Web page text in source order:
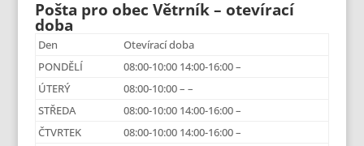
Pošta pro obec Větrník – otevírací
doba
Den
Otevírací doba
PONDĚLÍ
08:00-10:00 14:00-16:00 –
ÚTERÝ
08:00-10:00 – –
STŘEDA
08:00-10:00 14:00-16:00 –
ČTVRTEK
08:00-10:00 14:00-16:00 –